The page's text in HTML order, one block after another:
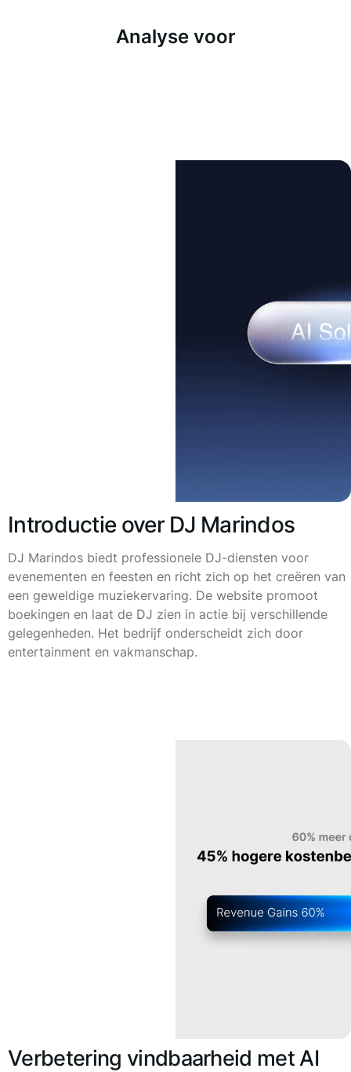
Analyse voor
Introductie over DJ Marindos
DJ Marindos biedt professionele DJ-diensten voor
evenementen en feesten en richt zich op het creëren van
een geweldige muziekervaring. De website promoot
boekingen en laat de DJ zien in actie bij verschillende
gelegenheden. Het bedrijf onderscheidt zich door
entertainment en vakmanschap.
Verbetering vindbaarheid met AI